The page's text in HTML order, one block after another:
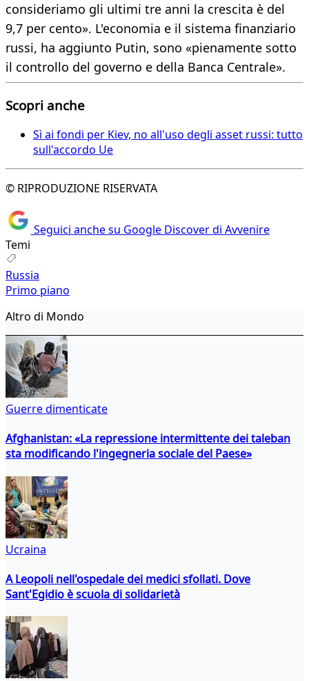
consideriamo gli ultimi tre anni la crescita è del
9,7 per cento». L'economia e il sistema finanziario
russi, ha aggiunto Putin, sono «pienamente sotto
il controllo del governo e della Banca Centrale».
Scopri anche
Sì ai fondi per Kiev, no all'uso degli asset russi: tutto
sull'accordo Ue
© RIPRODUZIONE RISERVATA
Seguici anche su Google Discover di Avvenire
Temi
Russia
Primo piano
Altro di Mondo
Guerre dimenticate
Afghanistan: «La repressione intermittente dei taleban
sta modificando l'ingegneria sociale del Paese»
Ucraina
A Leopoli nell'ospedale dei medici sfollati. Dove
Sant'Egidio è scuola di solidarietà